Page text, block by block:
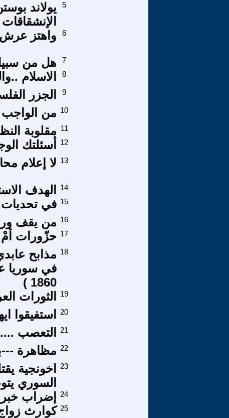
يولاند
5
واهتز 6
هل من
7
الاسلام 8
الجزر 9
من 10
مقلوبة 11
أسئلتك 12
لا إعلام 13
الهدف
14
في تحديات 15
من يقف 16
حزّورات 17
مذابح
في سوريا
1860 )
18
الثورات 19
استفيقوا 20
التعصب .... 21
مظاهرة --- 22
اخونجية
السوري
23
إضراب
24
كوارث 25